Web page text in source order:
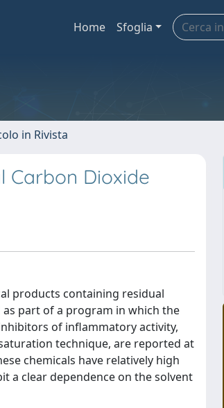
Home Sfoglia
in Rivista
Carbon Dioxide
products containing residual
part of a program in which the
of inflammatory activity,
technique, are reported at
chemicals have relatively high
a clear dependence on the solvent